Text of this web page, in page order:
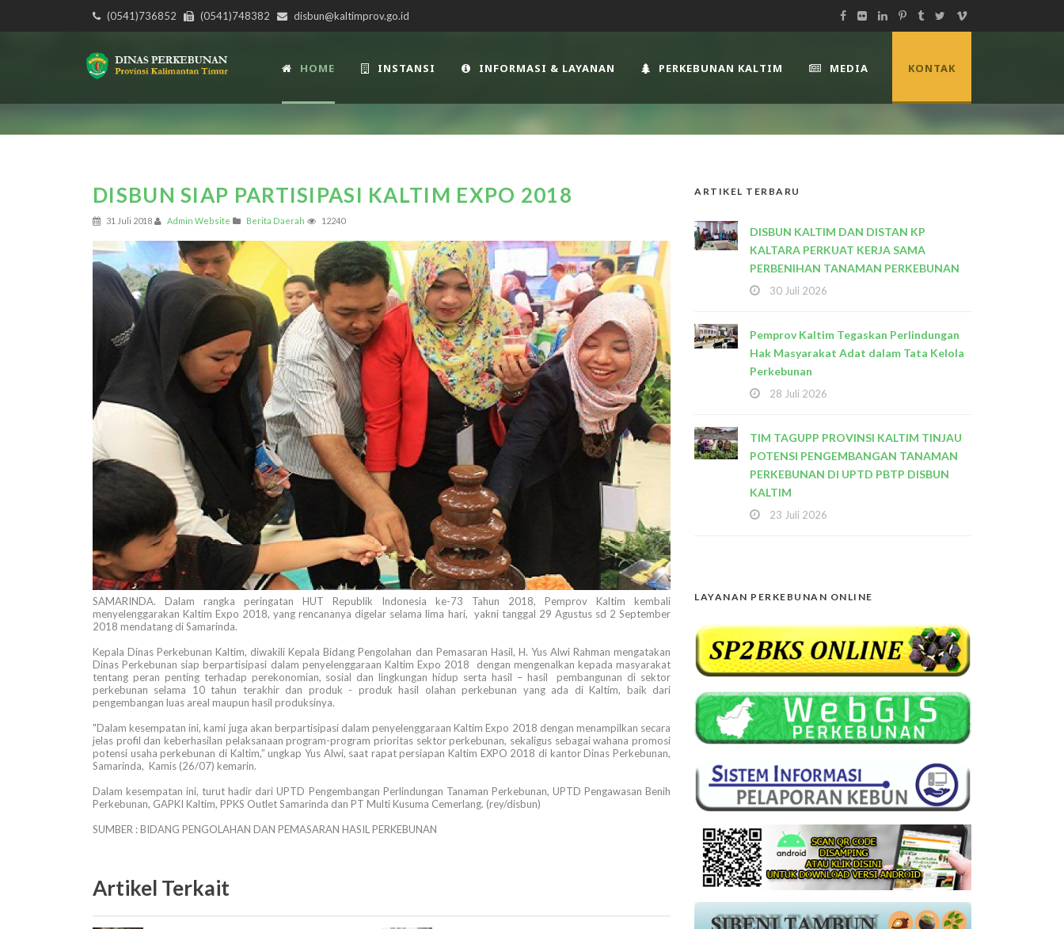
(0541)736852 (0541)748382 disbun@kaltimprov.go.id
HOME INSTANSI INFORMASI & LAYANAN PERKEBUNAN KALTIM MEDIA KONTAK
DISBUN SIAP PARTISIPASI KALTIM EXPO 2018
31 Juli 2018 Admin Website Berita Daerah 12240
SAMARINDA. Dalam rangka peringatan HUT Republik Indonesia ke-73 Tahun 2018, Pemprov Kaltim kembali
menyelenggarakan Kaltim Expo 2018, yang rencananya digelar selama lima hari, yakni tanggal 29 Agustus sd 2 September
2018 mendatang di Samarinda.
Kepala Dinas Perkebunan Kaltim, diwakili Kepala Bidang Pengolahan dan Pemasaran Hasil, H. Yus Alwi Rahman mengatakan
Dinas Perkebunan siap berpartisipasi dalam penyelenggaraan Kaltim Expo 2018 dengan mengenalkan kepada masyarakat
tentang peran penting terhadap perekonomian, sosial dan lingkungan hidup serta hasil – hasil pembangunan di sektor
perkebunan selama 10 tahun terakhir dan produk - produk hasil olahan perkebunan yang ada di Kaltim, baik dari
pengembangan luas areal maupun hasil produksinya.
"Dalam kesempatan ini, kami juga akan berpartisipasi dalam penyelenggaraan Kaltim Expo 2018 dengan menampilkan secara
jelas profil dan keberhasilan pelaksanaan program-program prioritas sektor perkebunan, sekaligus sebagai wahana promosi
potensi usaha perkebunan di Kaltim,” ungkap Yus Alwi, saat rapat persiapan Kaltim EXPO 2018 di kantor Dinas Perkebunan,
Samarinda, Kamis (26/07) kemarin.
Dalam kesempatan ini, turut hadir dari UPTD Pengembangan Perlindungan Tanaman Perkebunan, UPTD Pengawasan Benih
Perkebunan, GAPKI Kaltim, PPKS Outlet Samarinda dan PT Multi Kusuma Cemerlang. (rey/disbun)
SUMBER : BIDANG PENGOLAHAN DAN PEMASARAN HASIL PERKEBUNAN
Artikel Terkait
ARTIKEL TERBARU
DISBUN KALTIM DAN DISTAN KP
KALTARA PERKUAT KERJA SAMA
PERBENIHAN TANAMAN PERKEBUNAN
30 Juli 2026
Pemprov Kaltim Tegaskan Perlindungan
Hak Masyarakat Adat dalam Tata Kelola
Perkebunan
28 Juli 2026
TIM TAGUPP PROVINSI KALTIM TINJAU
POTENSI PENGEMBANGAN TANAMAN
PERKEBUNAN DI UPTD PBTP DISBUN
KALTIM
23 Juli 2026
LAYANAN PERKEBUNAN ONLINE